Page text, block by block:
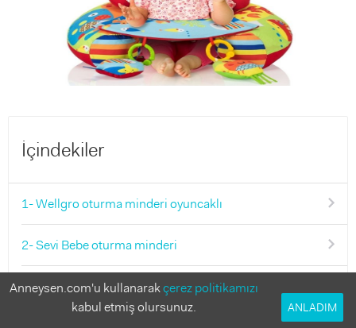
İçindekiler
1- Wellgro oturma minderi oyuncaklı
2- Sevi Bebe oturma minderi
3- Babyjem oturma minderi oyuncaklı
Anneysen.com'u kullanarakçerez politikamızı
kabul etmiş olursunuz.
ANLADIM